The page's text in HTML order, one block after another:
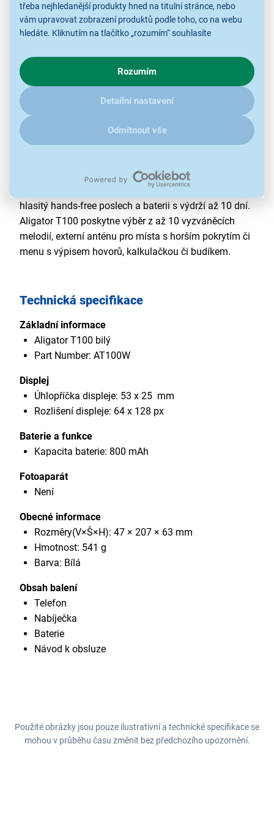
třeba nejhledanější produkty hned na titulní stránce, nebo
vám upravovat zobrazení produktů podle toho, co na webu
hledáte. Kliknutím na tlačítko „rozumím“ souhlasíte
chování na webu pro zobrazení cílených reklam. Pokud vás
zajímají detaily, jak u nás s cookies a dalšími údaji pracujeme,
kliknětesem.
Rozumím
Detailní nastavení
Odmítnout vše
Stolní telefon Aligator T100
Stolní telefon Aligator nabízí jednoduché ovládání,
design stolního telefonu a funkce mobilního telefonu.
ovládání a nabídky pro rychlý přístup. Nechybí paměť
pro 300 kontaktů, možnost prohlížení SMS zpráv,
hlasitý hands-free poslech a baterii s výdrží až 10 dní.
Aligator T100 poskytne výběr z až 10 vyzváněcích
melodií, externí anténu pro místa s horším pokrytím či
menu s výpisem hovorů, kalkulačkou či budíkem.
Technická specifikace
Základní informace
Aligator T100 bilý
Part Number: AT100W
Displej
Úhlopříčka displeje: 53 x 25 mm
Rozlišení displeje: 64 x 128 px
Baterie a funkce
Kapacita baterie: 800 mAh
Fotoaparát
Není
Obecné informace
Rozměry(V×Š×H): 47 × 207 × 63 mm
Hmotnost: 541 g
Barva: Bílá
Obsah balení
Telefon
Nabíječka
Baterie
Návod k obsluze
Použité obrázky jsou pouze ilustrativní a technické specifikace se
mohou v průběhu času změnit bez předchozího upozornění.